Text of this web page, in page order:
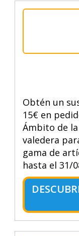
Obtén un
15€ en
Ámbito de
valedera
gama de
hasta el 31/